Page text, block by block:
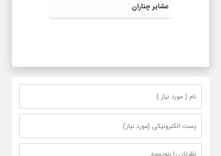
عشایر چناران